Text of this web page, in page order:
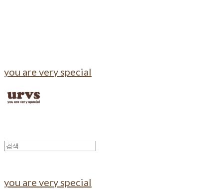
you are very special
you are very special